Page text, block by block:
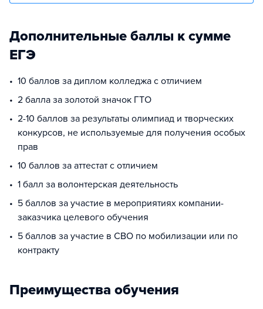
Дополнительные баллы к сумме
ЕГЭ
10 баллов за диплом колледжа с отличием
2 балла за золотой значок ГТО
2-10 баллов за результаты олимпиад и творческих
конкурсов, не используемые для получения особых
прав
10 баллов за аттестат с отличием
1 балл за волонтерская деятельность
5 баллов за участие в мероприятиях компании-
заказчика целевого обучения
5 баллов за участие в СВО по мобилизации или по
контракту
Преимущества обучения